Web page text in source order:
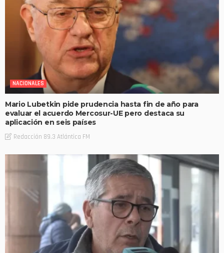
NACIONALES
Mario Lubetkin pide prudencia hasta fin de año para
evaluar el acuerdo Mercosur-UE pero destaca su
aplicación en seis países
Redacción 89.3 Atlántica FM